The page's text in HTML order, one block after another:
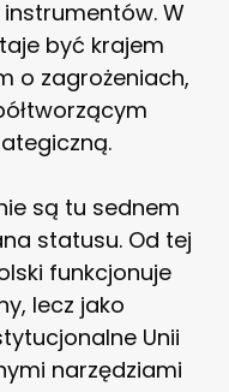
W
być krajem
o zagrożeniach,
są tu sednem
statusu. Od tej
funkcjonuje
lecz jako
Unii
narzędziami